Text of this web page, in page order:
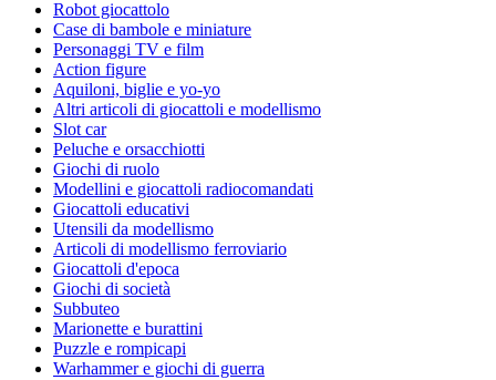
Robot giocattolo
Case di bambole e miniature
Personaggi TV e film
Action figure
Aquiloni, biglie e yo-yo
Altri articoli di giocattoli e modellismo
Slot car
Peluche e orsacchiotti
Giochi di ruolo
Modellini e giocattoli radiocomandati
Giocattoli educativi
Utensili da modellismo
Articoli di modellismo ferroviario
Giocattoli d'epoca
Giochi di società
Subbuteo
Marionette e burattini
Puzzle e rompicapi
Warhammer e giochi di guerra